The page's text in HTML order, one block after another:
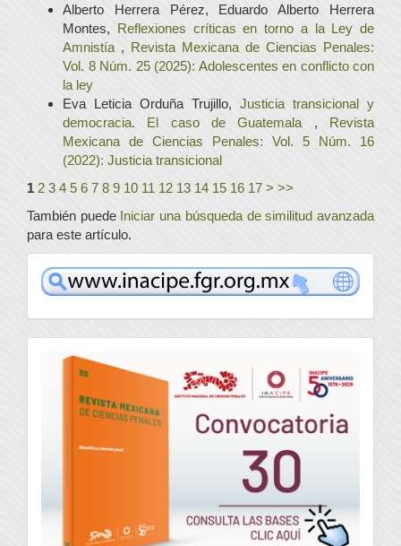
Alberto Herrera Pérez, Eduardo Alberto Herrera
Montes, Reflexiones críticas en torno a la Ley de
Amnistía , Revista Mexicana de Ciencias Penales:
Vol. 8 Núm. 25 (2025): Adolescentes en conflicto con
la ley
Eva Leticia Orduña Trujillo, Justicia transicional y
democracia. El caso de Guatemala , Revista
Mexicana de Ciencias Penales: Vol. 5 Núm. 16
(2022): Justicia transicional
1 2 3 4 5 6 7 8 9 10 11 12 13 14 15 16 17 > >>
También puede Iniciar una búsqueda de similitud avanzada
para este artículo.
www
convocatoria